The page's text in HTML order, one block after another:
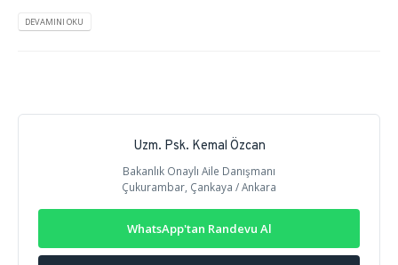
DEVAMINI OKU
Uzm. Psk. Kemal Özcan
Bakanlık Onaylı Aile Danışmanı
Çukurambar, Çankaya / Ankara
WhatsApp'tan Randevu Al